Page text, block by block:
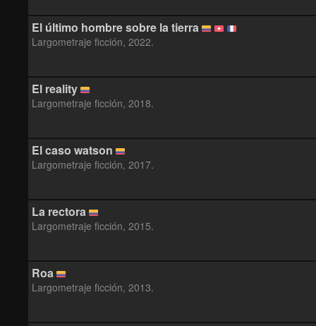
El último hombre sobre la tierra
Largometraje ficción, 2022.
El reality
Largometraje ficción, 2018.
El caso watson
Largometraje ficción, 2017.
La rectora
Largometraje ficción, 2015.
Roa
Largometraje ficción, 2013.